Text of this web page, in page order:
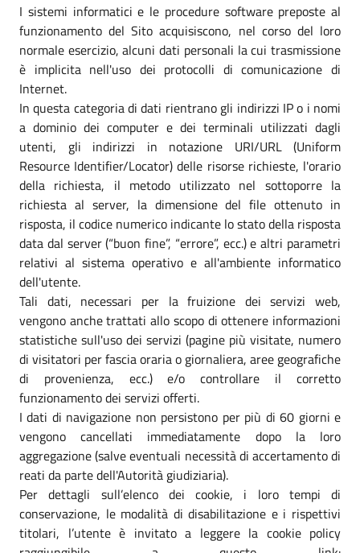
I sistemi informatici e le procedure software preposte al
funzionamento del Sito acquisiscono, nel corso del loro
normale esercizio, alcuni dati personali la cui trasmissione
è implicita nell'uso dei protocolli di comunicazione di
Internet.
In questa categoria di dati rientrano gli indirizzi IP o i nomi
a dominio dei computer e dei terminali utilizzati dagli
utenti, gli indirizzi in notazione URI/URL (Uniform
Resource Identifier/Locator) delle risorse richieste, l'orario
della richiesta, il metodo utilizzato nel sottoporre la
richiesta al server, la dimensione del file ottenuto in
risposta, il codice numerico indicante lo stato della risposta
data dal server (“buon fine”, “errore”, ecc.) e altri parametri
relativi al sistema operativo e all'ambiente informatico
dell'utente.
Tali dati, necessari per la fruizione dei servizi web,
vengono anche trattati allo scopo di ottenere informazioni
statistiche sull'uso dei servizi (pagine più visitate, numero
di visitatori per fascia oraria o giornaliera, aree geografiche
di provenienza, ecc.) e/o controllare il corretto
funzionamento dei servizi offerti.
I dati di navigazione non persistono per più di 60 giorni e
vengono cancellati immediatamente dopo la loro
aggregazione (salve eventuali necessità di accertamento di
reati da parte dell'Autorità giudiziaria).
Per dettagli sull’elenco dei cookie, i loro tempi di
conservazione, le modalità di disabilitazione e i rispettivi
titolari, l’utente è invitato a leggere la cookie policy